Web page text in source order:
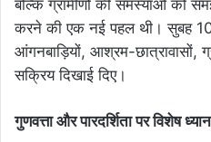
बल्कि ग्रामीणों की समस्याओं को
करने की एक नई पहल थी। सुबह
आंगनबाड़ियों, आश्रम-छात्रावासों,
सक्रिय दिखाई दिए।
गुणवत्ता और पारदर्शिता पर विशेष ध्यान